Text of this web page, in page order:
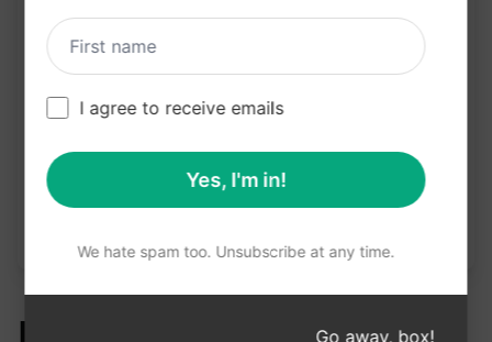
Estatísticas do prompt
460 0 255
Observação: a descrição anterior não foi revisada
quanto à precisão. Para entender melhor o que
será gerado, recomendamos instalar o AIPRM
I agree to receive emails
Yes, I'm in!
We hate spam too. Unsubscribe at any time.
Go away, box!